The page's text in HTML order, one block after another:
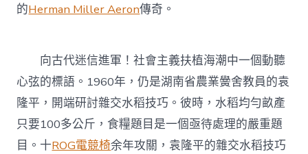
的Herman Miller Aeron傳奇。
向古代迷信進軍！社會主義扶植海潮中一個動聽
心弦的標語。1960年，仍是湖南省農業黌舍教員的袁
隆平，開端研討雜交水稻技巧。彼時，水稻均勻畝產
只要100多公斤，食糧題目是一個亟待處理的嚴重題
目。十ROG電競椅余年攻關，袁隆平的雜交水稻技巧